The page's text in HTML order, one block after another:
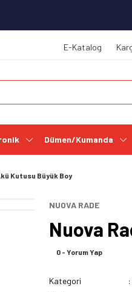
E-Katalog
Dümen/Kumanda
Kutusu Büyük Boy
NUOVA RADE
Nuova
0 - Yorum Yap
Kategori